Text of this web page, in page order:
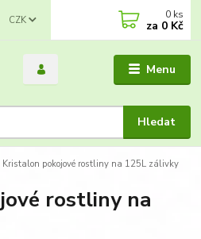
Menu
CZK
Hledat
0 ks
za 0 Kč
Kristalon pokojové rostliny na 125L zálivky
rostliny na